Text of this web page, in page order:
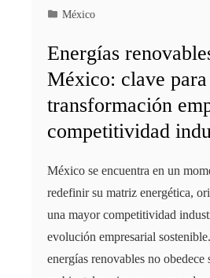
México
Energías
México: clave para
transformación
competitividad
México se encuentra en un
redefinir su matriz energética,
una mayor competitividad
evolución empresarial
energías renovables no obedece